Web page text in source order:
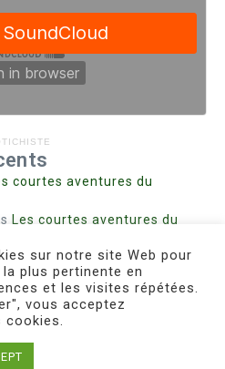
courtes aventures du
Les courtes aventures du
sanglantes à Mulhouse
Nice
et champignons
Footichiste | Réalisé par
sur notre site Web pour
plus pertinente en
et les visites répétées.
vous acceptez
cookies.